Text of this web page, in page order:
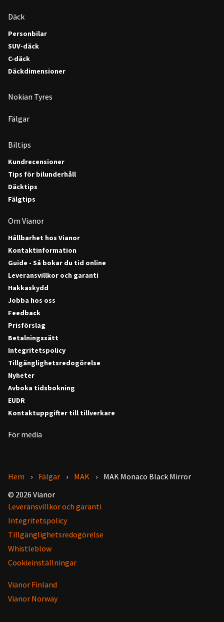
Däck
Personbilar
SUV-däck
C-däck
Däckdimensioner
Nokian Tyres
Fälgar
Biltips
Kundrecensioner
Tips för bilunderhåll
Däcktips
Fälgtips
Om Vianor
Hållbarhet hos Vianor
Kontaktinformation
Guide - Så bokar du tid online
Leveransvillkor och garanti
Hakkaskydd
Jobba hos oss
Feedback
Prisförslag
Betalningssätt
Integritetspolicy
Tillgänglighetsredogörelse
Nyheter
Avboka tidsbokning
EUDR
Kontaktuppgifter till tillverkare
För media
Hem Fälgar MAK
MAK Monaco Black Mirror
© 2026 Vianor
Leveransvillkor och garanti
Integritetspolicy
Tillgänglighetsredogörelse
Whistleblow
Cookieinställningar
Vianor Finland
Vianor Norway